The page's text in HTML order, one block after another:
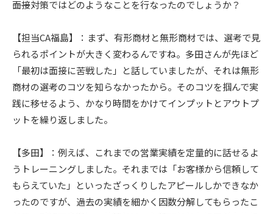
――面接対策ではどのようなことを行なったのでしょうか？
【担当CA福島】：まず、有形商材と無形商材では、選考で見
られるポイントが大きく変わるんですね。多田さんが先ほど
「最初は面接に苦戦した」と話していましたが、それは無形
商材の選考のコツを知らなかったから。そのコツを掴んで実
践に移せるよう、かなり時間をかけてインプットとアウトプ
ットを繰り返しました。
【多田】：例えば、これまでの営業実績を定量的に話せるよ
うトレーニングしました。それまでは「お客様から信頼して
もらえていた」といったざっくりしたアピールしかできなか
ったのですが、過去の実績を細かく因数分解してもらったこ